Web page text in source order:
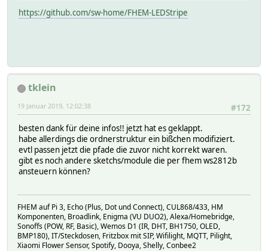
isPostData = true;
client.println(F("HTTP/1.1 500 Invalid
client.println(F("Connection: close")); // the
client.println();
}
break;
}
}
if (c == '\n') {
// SET SINGLE PIXEL url should be GET /rgb/n/rrr,ggg,bbb
if (inputLine.length() > 3 &&
int slash = inputLine.indexOf('/', 9 );
https://github.com/sw-home/FHEM-LEDStripe
tklein
#172
19 Januar 2019, 12:02:38
besten dank für deine infos!! jetzt hat es geklappt.
habe allerdings die ordnerstruktur ein bißchen modifiziert.
evtl passen jetzt die pfade die zuvor nicht korrekt waren.
gibt es noch andere sketchs/module die per fhem ws2812b
ansteuern können?
FHEM auf Pi 3, Echo (Plus, Dot und Connect), CUL868/433, HM
Komponenten, Broadlink, Enigma (VU DUO2), Alexa/Homebridge,
Sonoffs (POW, RF, Basic), Wemos D1 (IR, DHT, BH1750, OLED,
BMP180), IT/Steckdosen, Fritzbox mit SIP, Wifilight, MQTT, Pilight,
Xiaomi Flower Sensor, Spotify, Dooya, Shelly, Conbee2